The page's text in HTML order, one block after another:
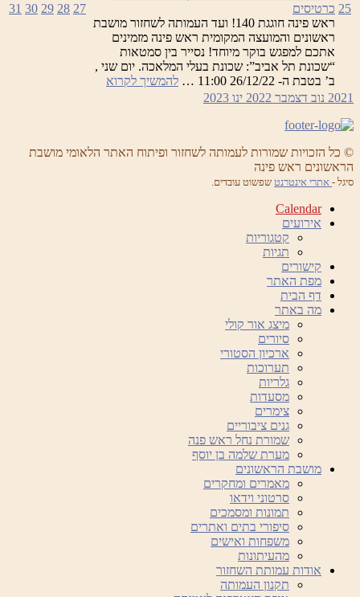
25 כרטיסים
ראש פינה חוגגת 140! ועד העמותה לשחזור מושבת
ראשונים והמועצה המקומית ראש פינה מזמינים
אתכם למפגש בוקר מיוחד! נסייר בין סמטאות
“שכונת תל אביב”: שכונת בעלי המלאכה. יום שני ,
ב’ בטבת ה- 26/12/22 11:00 …
להמשיך לקרוא
הראשון:
27
28
29
30
31
2021 נוב דצמבר 2022 ינו 2023
© כל הזכויות שמורות לעמותה לשחזור ופיתוח האתר הלאומי מושבת
הראשונים ראש פינה
סיגל - אתרי אינטרנט שפשוט עובדים.
Calendar
אירועים
קטגוריות
תגיות
קישורים
מפת האתר
דף הבית
מה באתר
מיצג אור קולי
סיורים
ארכיון הסטורי
תערוכות
גלריות
מסעדות
צימרים
גנים ציבוריים
שמורת נחל ראש פנה
מערת שלמה בן יוסף
מושבת הראשונים
מאמרים ומחקרים
סרטוני וידאו
תמונות ומסמכים
סיפורי בתים ואתרים
משפחות ואישים
מהעיתונות
אודות עמותת השחזור
תקנון העמותה